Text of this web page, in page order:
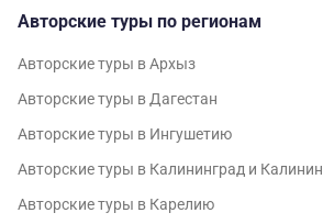
Авторские туры по регионам
Авторские туры в Архыз
Авторские туры в Дагестан
Авторские туры в Ингушетию
Авторские туры в Калининград и
Авторские туры в Карелию